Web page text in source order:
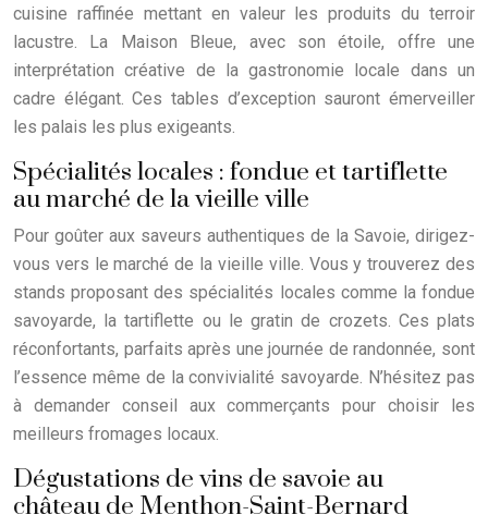
cuisine raffinée mettant en valeur les produits du terroir
lacustre. La Maison Bleue, avec son étoile, offre une
interprétation créative de la gastronomie locale dans un
cadre élégant. Ces tables d’exception sauront émerveiller
les palais les plus exigeants.
Spécialités locales : fondue et tartiflette
au marché de la vieille ville
Pour goûter aux saveurs authentiques de la Savoie, dirigez-
vous vers le marché de la vieille ville. Vous y trouverez des
stands proposant des spécialités locales comme la fondue
savoyarde, la tartiflette ou le gratin de crozets. Ces plats
réconfortants, parfaits après une journée de randonnée, sont
l’essence même de la convivialité savoyarde. N’hésitez pas
à demander conseil aux commerçants pour choisir les
meilleurs fromages locaux.
Dégustations de vins de savoie au
château de Menthon-Saint-Bernard